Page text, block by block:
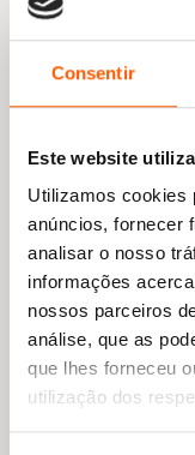
Consentir
Este website
Utilizamos cookies
anúncios, fornecer
analisar o nosso
informações
nossos parceiros
análise, que as
que lhes forneceu
utilização dos